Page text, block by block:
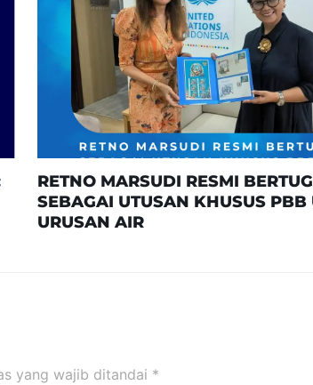
RETNO MARSUDI RESMI
SEBAGAI UTUSAN KHUSUS PBB
URUSAN AIR
yang wajib ditandai *